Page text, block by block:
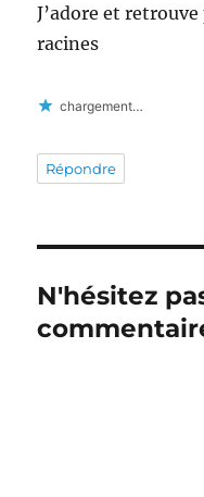
J’adore et
racines
chargement…
Répondre
N'hésitez